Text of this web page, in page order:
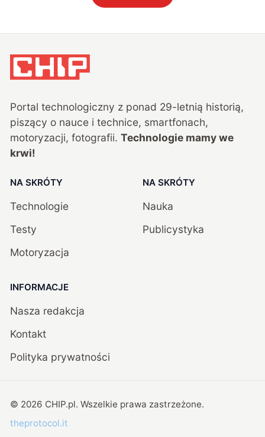
Portal technologiczny z ponad 29-letnią historią,
piszący o nauce i technice, smartfonach,
motoryzacji, fotografii. Technologie mamy we
krwi!
NA SKRÓTY
Technologie
Testy
Motoryzacja
NA SKRÓTY
Nauka
Publicystyka
INFORMACJE
Nasza redakcja
Kontakt
Polityka prywatności
© 2026 CHIP.pl. Wszelkie prawa zastrzeżone.
theprotocol.it